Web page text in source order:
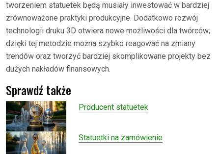
tworzeniem statuetek będą musiały inwestować w bardziej
zrównoważone praktyki produkcyjne. Dodatkowo rozwój
technologii druku 3D otwiera nowe możliwości dla twórców;
dzięki tej metodzie można szybko reagować na zmiany
trendów oraz tworzyć bardziej skomplikowane projekty bez
dużych nakładów finansowych.
Sprawdź także
Producent statuetek
Statuetki na zamówienie